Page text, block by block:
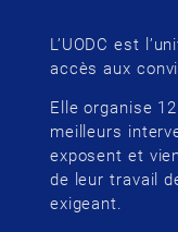
L’UODC est
accès aux
Elle organise
meilleurs
exposent et
de leur travail
exigeant.